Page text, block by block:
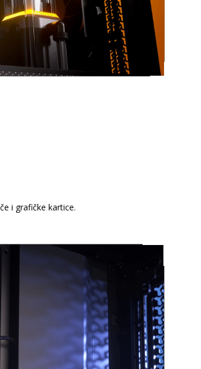
i grafičke kartice.